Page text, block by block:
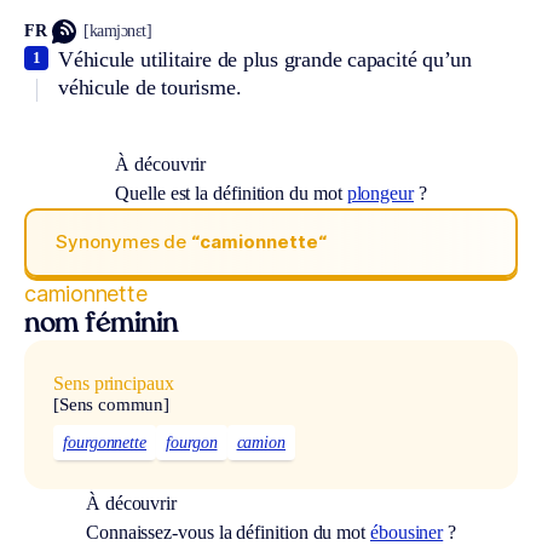
FR [kamjɔnɛt]
Véhicule utilitaire de plus grande capacité qu’un
véhicule de tourisme.
1
À découvrir
Quelle est la définition du mot plongeur?
Synonymes de “camionnette“
camionnette
nom féminin
Sens principaux
[Sens commun]
fourgonnette fourgon camion
À découvrir
Connaissez-vous la définition du mot ébousiner?